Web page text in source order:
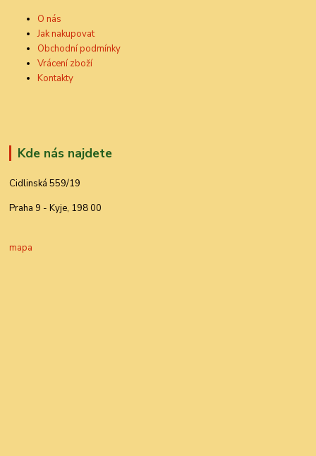
O nás
Jak nakupovat
Obchodní podmínky
Vrácení zboží
Kontakty
Kde nás najdete
Cidlinská 559/19
Praha 9 - Kyje, 198 00
mapa